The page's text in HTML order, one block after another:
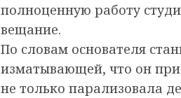
полноценную работу
вещание.
По словам основателя
изматывающей, что он
не только парализовала